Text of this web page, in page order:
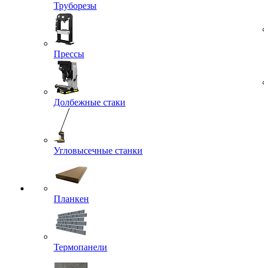
Труборезы
Прессы
Долбежные стаки
Угловысечные станки
Планкен
Термопанели